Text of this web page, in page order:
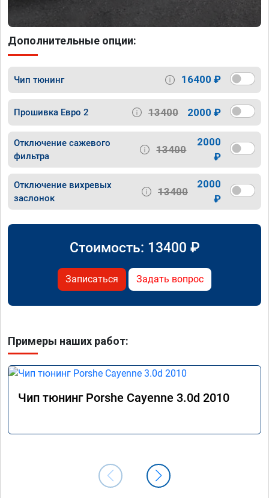
Дополнительные опции:
Чип тюнинг 16400 ₽
Прошивка Евро 2 13400 2000 ₽
Отключение сажевого
фильтра
13400
2000
₽
Отключение вихревых
заслонок
13400
2000
₽
Стоимость: 13400 ₽
Записаться Задать вопрос
Примеры наших работ:
Чип тюнинг Porshe Cayenne 3.0d 2010